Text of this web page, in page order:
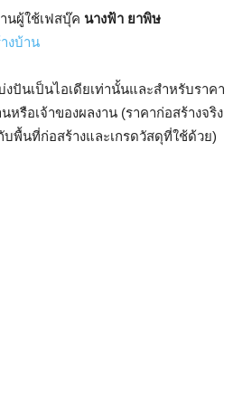
นผู้ใช้เฟสบุ๊ค นางฟ้า ยาพิษ
งบ้าน
งปันเป็นไอเดียเท่านั้นและสำหรับราคา
หรือเจ้าของผลงาน (ราคาก่อสร้างจริง
พื้นที่ก่อสร้างและเกรดวัสดุที่ใช้ด้วย)